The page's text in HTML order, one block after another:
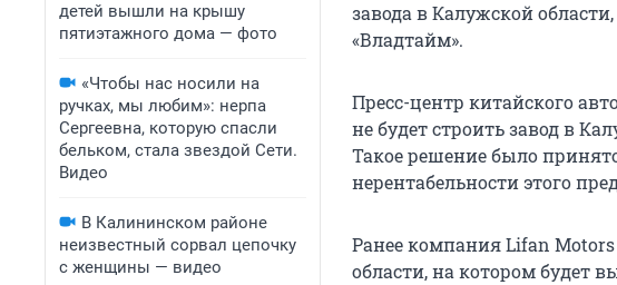
детей вышли на крышу
пятиэтажного дома — фото
«Чтобы нас носили на
ручках, мы любим»: нерпа
Сергеевна, которую спасли
бельком, стала звездой Сети.
Видео
В Калининском районе
неизвестный сорвал цепочку
с женщины — видео
завода в Калужской
«Владтайм».
Пресс-центр китайского
не будет строить завод в
Такое решение было
нерентабельности этого
Ранее компания Lifan
области, на котором будет